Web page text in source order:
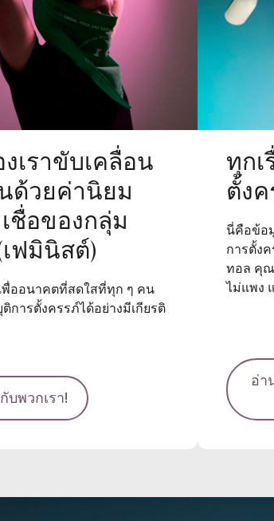
เราขับเคลื่อน
ด้วยค่านิยม
ชื่อของกลุ่ม
ฟมินิสต์)
พื่ออนาคตที่สดใสที่ทุก ๆ คน
การตั้งครรภ์ได้อย่างมีเกียรติ
บพวกเรา!
ทุกเ
ตั้งค
นี่คือข้อ
การตั้ง
ทอล คุณ
ไม่แพง
อ่า